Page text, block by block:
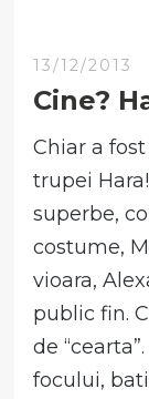
13/12/2013
Cine?
Chiar a
trupei
superbe,
costume,
vioara,
public fin.
de
focului,